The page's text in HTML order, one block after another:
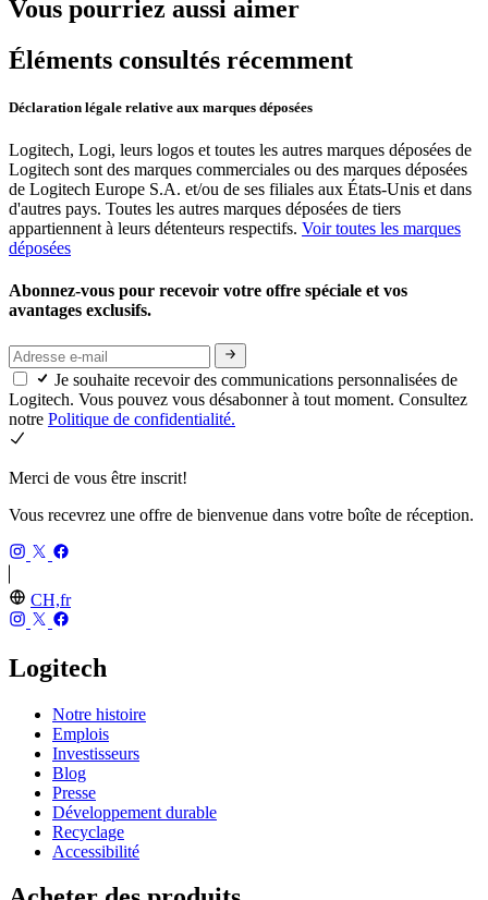
Vous pourriez aussi aimer
Éléments consultés récemment
Déclaration légale relative aux marques déposées
Logitech, Logi, leurs logos et toutes les autres marques déposées de
Logitech sont des marques commerciales ou des marques déposées
de Logitech Europe S.A. et/ou de ses filiales aux États-Unis et dans
d'autres pays. Toutes les autres marques déposées de tiers
appartiennent à leurs détenteurs respectifs. Voir toutes les marques
déposées
Abonnez-vous pour recevoir votre offre spéciale et vos
avantages exclusifs.
Je souhaite recevoir des communications personnalisées de
Logitech. Vous pouvez vous désabonner à tout moment. Consultez
notre Politique de confidentialité.
Merci de vous être inscrit!
Vous recevrez une offre de bienvenue dans votre boîte de réception.
CH,fr
Logitech
Notre histoire
Emplois
Investisseurs
Blog
Presse
Développement durable
Recyclage
Accessibilité